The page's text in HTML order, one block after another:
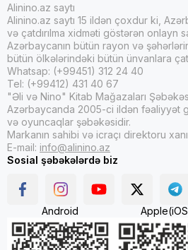
Alinino.az saytı
Alinino.az saytı 15 ildən çoxdur ki,
və çatdırılma xidməti göstərən onlayn
Azərbaycanın bütün rayon və
bütün ölkələrindəki bütün ünvanlara
Whatsap: (+99451) 312 24 40
Tel: (+99412) 431 40 67
"Əli və Nino" Kitab Mağazaları
Azərbaycanda 2005-ci ildən fəaliyyət
və oyuncaqlar şəbəkəsidir.
Markanın sahibi və icraçı direktoru
E-mail: info@alinino.az
Sosial şəbəkələrdə biz
Android